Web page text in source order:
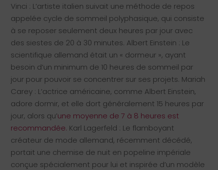
Vinci : L’artiste italien suivait une méthode de repos
appelée cycle de sommeil polyphasique, qui consiste
à se reposer seulement deux heures par jour avec
des siestes de 20 à 30 minutes. Albert Einstein : Le
scientifique allemand était un « dormeur », ayant
besoin d’un minimum de 10 heures de sommeil par
jour pour pouvoir se concentrer sur ses projets. Mariah
Carey : L’actrice américaine, comme Albert Einstein,
adore dormir, et elle dort généralement 15 heures par
jour, alors qu’une moyenne de 7 à 8 heures est
recommandée. Karl Lagerfeld : Le flamboyant
créateur de mode allemand, récemment décédé,
portait une chemise de nuit en popeline impériale
conçue spécialement pour lui et inspirée d’un modèle